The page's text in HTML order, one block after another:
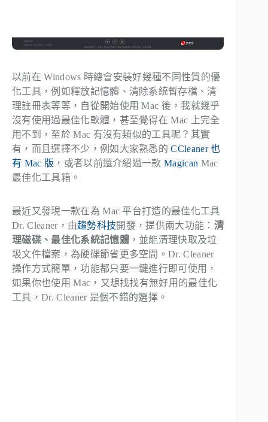
以前在 Windows 時總會安裝好幾種不同性質的優
化工具，例如釋放記憶體、清除系統暫存檔、清
理註冊表等等，自從開始使用 Mac 後，我就幾乎
沒有使用過最佳化軟體，甚至覺得在 Mac 上完全
用不到，至於 Mac 有沒有類似的工具呢？其實
有，而且選擇不少，例如大家熟悉的CCleaner 也
有 Mac 版 ，或者以前還介紹過一款Magican Mac
最佳化工具箱。
最近又發現一款在為 Mac 平台打造的最佳化工具
Dr. Cleaner，由趨勢科技開發，提供兩大功能： 清
理磁碟、最佳化系統記憶體，並能清理快取及垃
圾文件檔案，為硬碟節省更多空間。Dr. Cleaner
操作方式簡單，功能都只要一鍵進行即可使用，
如果你也使用 Mac，又想找找有無好用的最佳化
工具，Dr. Cleaner 是個不錯的選擇。